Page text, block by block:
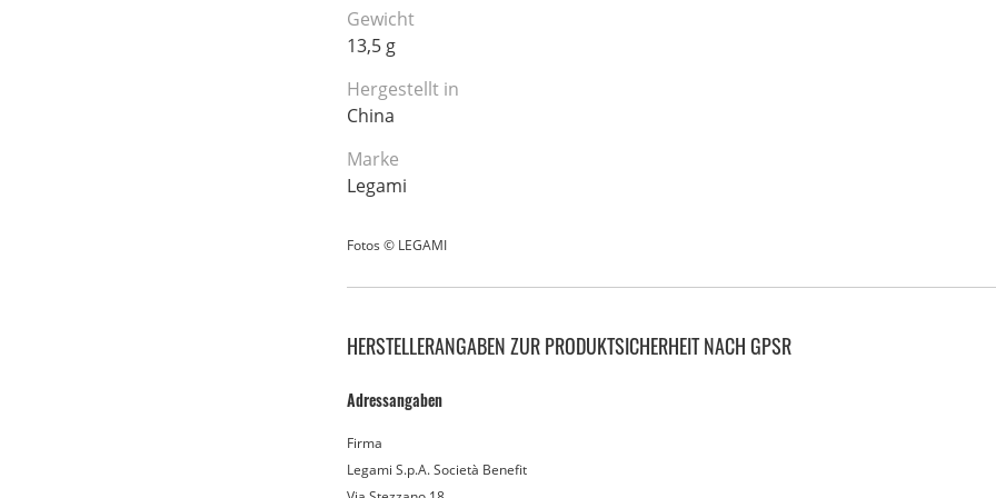
Gewicht
13,5 g
Hergestellt in
China
Marke
Legami
Fotos © LEGAMI
HERSTELLERANGABEN ZUR PRODUKTSICHERHEIT NACH GPSR
Adressangaben
Firma
Legami S.p.A. Società Benefit